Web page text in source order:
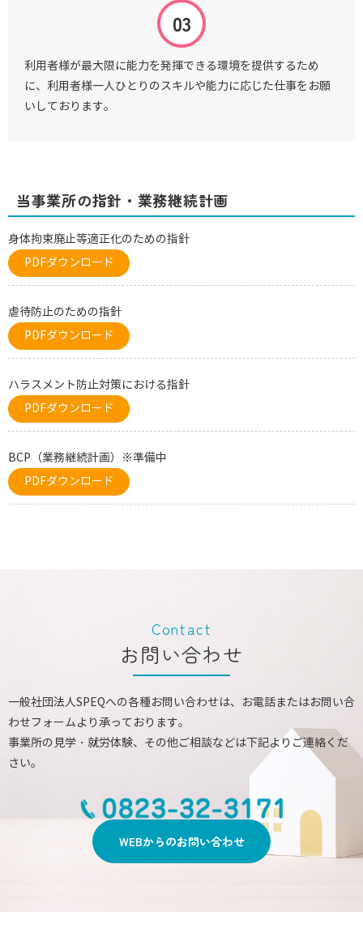
利用者様が最大限に能力を発揮できる環境を提供するため
に、利用者様一人ひとりのスキルや能力に応じた仕事をお願
いしております。
当事業所の指針・業務継続計画
身体拘束廃止等適正化のための指針
PDFダウンロード
虐待防止のための指針
PDFダウンロード
ハラスメント防止対策における指針
PDFダウンロード
BCP（業務継続計画）※準備中
PDFダウンロード
Contact
お問い合わせ
一般社団法人SPEQへの各種お問い合わせは、お電話またはお問い合
わせフォームより承っております。
事業所の見学・就労体験、その他ご相談などは下記よりご連絡くだ
さい。
WEBからのお問い合わせ